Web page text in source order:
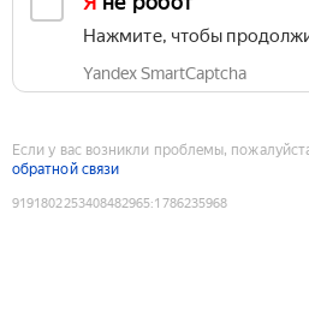
Нажмите, чтобы
Yandex SmartCaptcha
Если у вас возникли проблемы,
обратной связи
9191802253408482965:1786235968